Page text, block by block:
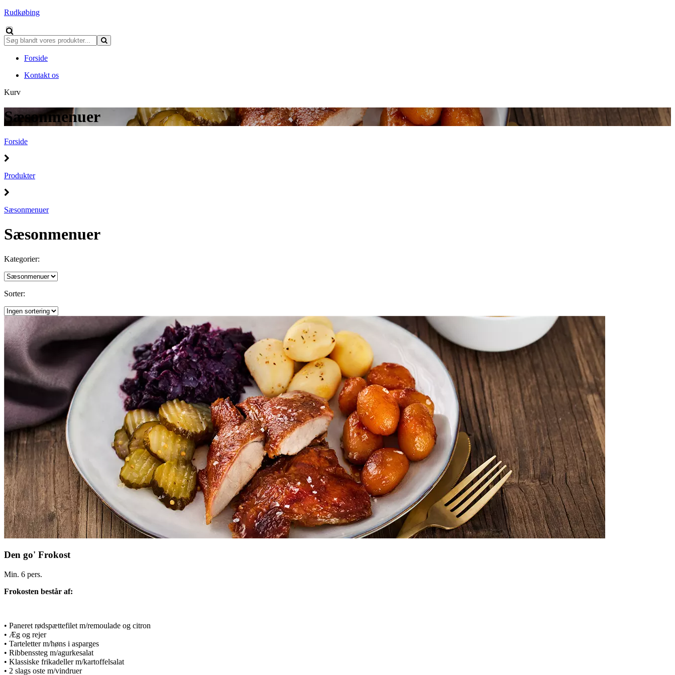
Rudkøbing
Forside
Kontakt os
Kurv
Sæsonmenuer
Forside
Produkter
Sæsonmenuer
Sæsonmenuer
Kategorier:
Sorter:
Den go' Frokost
Min. 6 pers.
Frokosten består af:
• Paneret rødspættefilet m/remoulade og citron
• Æg og rejer
• Tarteletter m/høns i asparges
• Ribbenssteg m/agurkesalat
• Klassiske frikadeller m/kartoffelsalat
• 2 slags oste m/vindruer